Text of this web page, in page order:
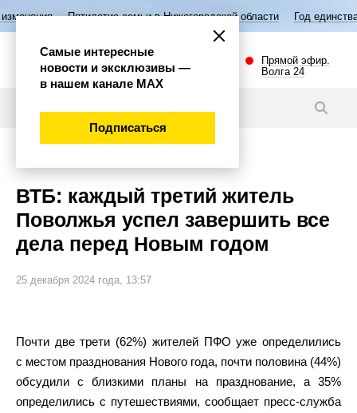
семьи в Нижегородской области Год единства народов
Прямой эфир.
Волга 24
ВТБ: каждый третий житель
Поволжья успел завершить все
дела перед Новым годом
25 декабря 2024 года, 13:57
Почти две трети (62%) жителей ПФО уже определились
с местом празднования Нового года, почти половина (44%)
обсудили с близкими планы на празднование, а 35%
определились с путешествиями, сообщает пресс-служба
Самые интересные
новости и эксклюзивы —
в нашем канале МАХ
Подписаться